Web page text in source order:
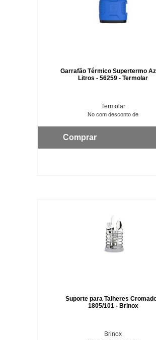
Garrafão Térmico Supertermo
Litros - 56259 - Termolar
Termolar
No com desconto de
Comprar
Suporte para Talheres
1805/101 - Brinox
Brinox